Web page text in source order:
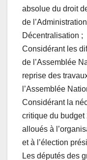
absolue du droit
de
Décentralisation ;
Considérant les
de l’Assemblée
reprise des
l’Assemblée
Considérant la
critique du budget
alloués à
et à l’élection
Les députés des